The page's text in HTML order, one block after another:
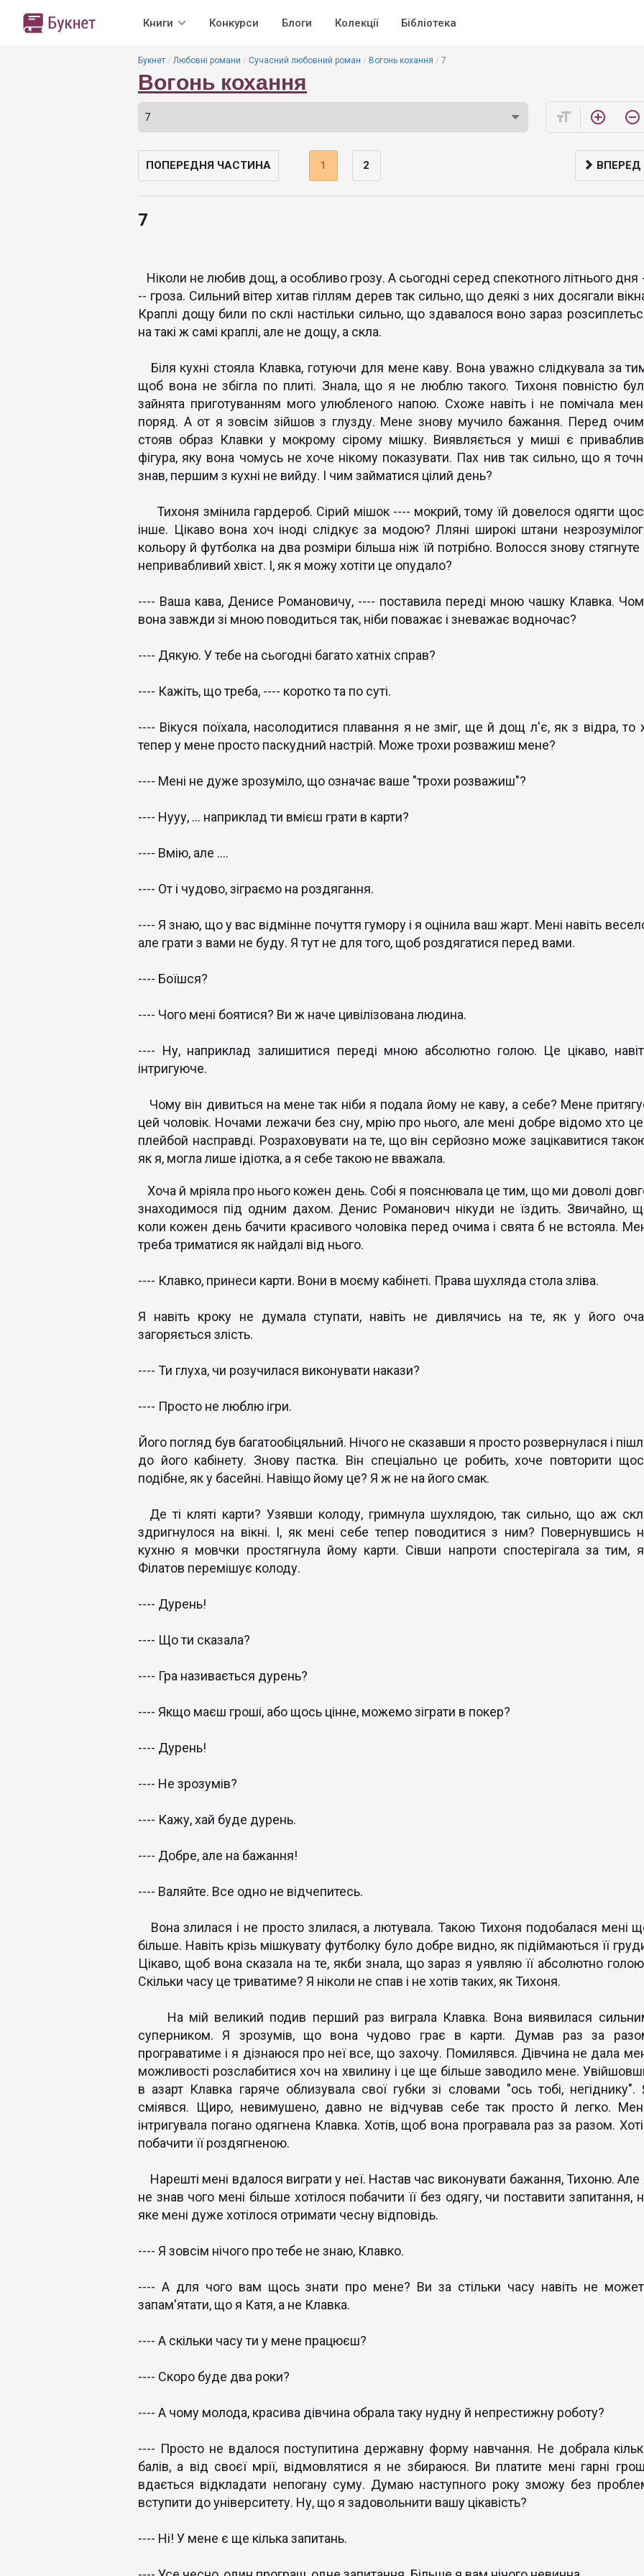
Книги Конкурси Блоги Колекції Бібліотека
Букнет Любовні романи Сучасний любовний роман Вогонь кохання 7
Вогонь кохання
format_size add_circle_outline remove_circle_outline
ПОПЕРЕДНЯ ЧАСТИНА 1 2 ВПЕРЕД
7
Ніколи не любив дощ, а особливо грозу. А сьогодні серед спекотного літнього дня
-- гроза. Сильний вітер хитав гіллям дерев так сильно, що деякі з них досягали
Краплі дощу били по склі настільки сильно, що здавалося воно зараз
на такі ж самі краплі, але не дощу, а скла.
Біля кухні стояла Клавка, готуючи для мене каву. Вона уважно слідкувала за
щоб вона не збігла по плиті. Знала, що я не люблю такого. Тихоня повністю
зайнята приготуванням мого улюбленого напою. Схоже навіть і не помічала
поряд. А от я зовсім зійшов з глузду. Мене знову мучило бажання. Перед
стояв образ Клавки у мокрому сірому мішку. Виявляється у миші є
фігура, яку вона чомусь не хоче нікому показувати. Пах нив так сильно, що я
знав, першим з кухні не вийду. І чим займатися цілий день?
Тихоня змінила гардероб. Сірий мішок ---- мокрий, тому їй довелося одягти
інше. Цікаво вона хоч іноді слідкує за модою? Лляні широкі штани
кольору й футболка на два розміри більша ніж їй потрібно. Волосся знову стягнуте
непривабливий хвіст. І, як я можу хотіти це опудало?
---- Ваша кава, Денисе Романовичу, ---- поставила переді мною чашку Клавка.
вона завжди зі мною поводиться так, ніби поважає і зневажає водночас?
---- Дякую. У тебе на сьогодні багато хатніх справ?
---- Кажіть, що треба, ---- коротко та по суті.
---- Вікуся поїхала, насолодитися плавання я не зміг, ще й дощ л'є, як з відра, то
тепер у мене просто паскудний настрій. Може трохи розважиш мене?
---- Мені не дуже зрозуміло, що означає ваше "трохи розважиш"?
---- Нууу, ... наприклад ти вмієш грати в карти?
---- Вмію, але ....
---- От і чудово, зіграємо на роздягання.
---- Я знаю, що у вас відмінне почуття гумору і я оцінила ваш жарт. Мені навіть
але грати з вами не буду. Я тут не для того, щоб роздягатися перед вами.
---- Боїшся?
---- Чого мені боятися? Ви ж наче цивілізована людина.
---- Ну, наприклад залишитися переді мною абсолютно голою. Це цікаво,
інтригуюче.
Чому він дивиться на мене так ніби я подала йому не каву, а себе? Мене
цей чоловік. Ночами лежачи без сну, мрію про нього, але мені добре відомо хто
плейбой насправді. Розраховувати на те, що він серйозно може зацікавитися
як я, могла лише ідіотка, а я себе такою не вважала.
Хоча й мріяла про нього кожен день. Собі я пояснювала це тим, що ми доволі
знаходимося під одним дахом. Денис Романович нікуди не їздить. Звичайно,
коли кожен день бачити красивого чоловіка перед очима і свята б не встояла.
треба триматися як найдалі від нього.
---- Клавко, принеси карти. Вони в моєму кабінеті. Права шухляда стола зліва.
Я навіть кроку не думала ступати, навіть не дивлячись на те, як у його
загоряється злість.
---- Ти глуха, чи розучилася виконувати накази?
---- Просто не люблю ігри.
Його погляд був багатообіцяльний. Нічого не сказавши я просто розвернулася і
до його кабінету. Знову пастка. Він спеціально це робить, хоче повторити
подібне, як у басейні. Навіщо йому це? Я ж не на його смак.
Де ті кляті карти? Узявши колоду, гримнула шухлядою, так сильно, що аж
здригнулося на вікні. І, як мені себе тепер поводитися з ним? Повернувшись
кухню я мовчки простягнула йому карти. Сівши напроти спостерігала за тим,
Філатов перемішує колоду.
---- Дурень!
---- Що ти сказала?
---- Гра називається дурень?
---- Якщо маєш гроші, або щось цінне, можемо зіграти в покер?
---- Дурень!
---- Не зрозумів?
---- Кажу, хай буде дурень.
---- Добре, але на бажання!
---- Валяйте. Все одно не відчепитесь.
Вона злилася і не просто злилася, а лютувала. Такою Тихоня подобалася мені
більше. Навіть крізь мішкувату футболку було добре видно, як підіймаються її
Цікаво, щоб вона сказала на те, якби знала, що зараз я уявляю її абсолютно
Скільки часу це триватиме? Я ніколи не спав і не хотів таких, як Тихоня.
На мій великий подив перший раз виграла Клавка. Вона виявилася
суперником. Я зрозумів, що вона чудово грає в карти. Думав раз за
програватиме і я дізнаюся про неї все, що захочу. Помилявся. Дівчина не дала
можливості розслабитися хоч на хвилину і це ще більше заводило мене.
в азарт Клавка гаряче облизувала свої губки зі словами "ось тобі, негіднику".
сміявся. Щиро, невимушено, давно не відчував себе так просто й легко.
інтригувала погано одягнена Клавка. Хотів, щоб вона програвала раз за разом.
побачити її роздягненою.
Нарешті мені вдалося виграти у неї. Настав час виконувати бажання, Тихоню. Але
не знав чого мені більше хотілося побачити її без одягу, чи поставити запитання,
яке мені дуже хотілося отримати чесну відповідь.
---- Я зовсім нічого про тебе не знаю, Клавко.
---- А для чого вам щось знати про мене? Ви за стільки часу навіть не
запам'ятати, що я Катя, а не Клавка.
---- А скільки часу ти у мене працюєш?
---- Скоро буде два роки?
---- А чому молода, красива дівчина обрала таку нудну й непрестижну роботу?
---- Просто не вдалося поступитина державну форму навчання. Не добрала
балів, а від своєї мрії, відмовлятися я не збираюся. Ви платите мені гарні
вдається відкладати непогану суму. Думаю наступного року зможу без
вступити до університету. Ну, що я задовольнити вашу цікавість?
---- Ні! У мене є ще кілька запитань.